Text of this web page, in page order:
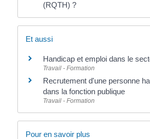
(RQTH) ?
Et aussi
Handicap et emploi dans le
Travail - Formation
Recrutement d'une personne
dans la fonction publique
Travail - Formation
Pour en savoir plus